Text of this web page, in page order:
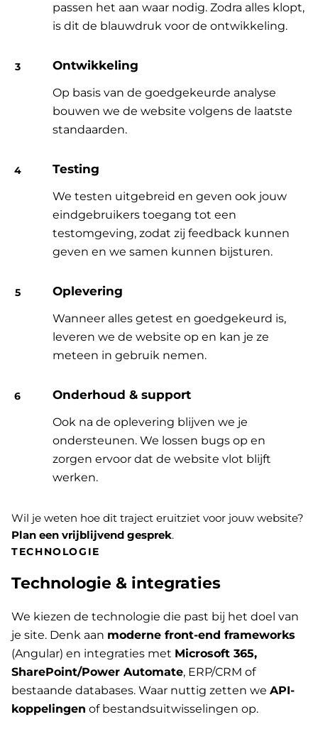
passen het aan waar nodig. Zodra alles klopt,
is dit de blauwdruk voor de ontwikkeling.
Ontwikkeling
Op basis van de goedgekeurde analyse
bouwen we de website volgens de laatste
standaarden.
Testing
We testen uitgebreid en geven ook jouw
eindgebruikers toegang tot een
testomgeving, zodat zij feedback kunnen
geven en we samen kunnen bijsturen.
Oplevering
Wanneer alles getest en goedgekeurd is,
leveren we de website op en kan je ze
meteen in gebruik nemen.
Onderhoud & support
Ook na de oplevering blijven we je
ondersteunen. We lossen bugs op en
zorgen ervoor dat de website vlot blijft
werken.
Wil je weten hoe dit traject eruitziet voor jouw website?
Plan een vrijblijvend gesprek.
TECHNOLOGIE
Technologie & integraties
We kiezen de technologie die past bij het doel van
je site. Denk aan moderne front-end frameworks
(Angular) en integraties met Microsoft 365,
SharePoint/Power Automate, ERP/CRM of
bestaande databases. Waar nuttig zetten we API-
koppelingen of bestandsuitwisselingen op.